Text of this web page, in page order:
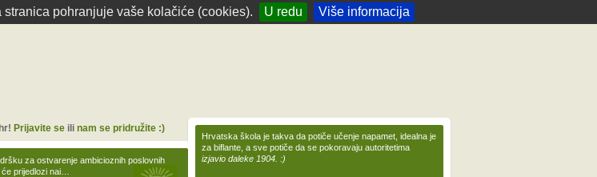
pohranjuje vaše kolačiće (cookies). U redu Više informacija
za ostvarenje ambicioznih poslovnih
prijedlozi nai…
Prijavite seili nam se pridružite :)
Hrvatska škola je takva da potiče učenje napamet, idealna je
za biflante, a sve potiče da se pokoravaju autoritetima
izjavio daleke 1904. :)